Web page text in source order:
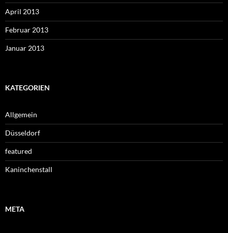
April 2013
Februar 2013
Januar 2013
KATEGORIEN
Allgemein
Düsseldorf
featured
Kaninchenstall
META